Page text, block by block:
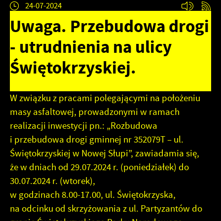
24-07-2024
Uwaga. Przebudowa drogi
- utrudnienia na ulicy
Świętokrzyskiej.
W związku z pracami polegającymi na położeniu
masy asfaltowej, prowadzonymi w ramach
realizacji inwestycji pn.: „Rozbudowa
i przebudowa drogi gminnej nr 352079T – ul.
Świętokrzyskiej w Nowej Słupi”, zawiadamia się,
że w dniach od 29.07.2024 r. (poniedziałek) do
30.07.2024 r. (wtorek),
w godzinach 8.00-17.00, ul. Świętokrzyska,
na odcinku od skrzyżowania z ul. Partyzantów do
Zapoznaj się zPOLITYKĄ PRYWATNOŚCI I PLIKÓW COOKIES.
zapamiętanie wprowadzonych przez Ciebie ustawień oraz
personalizację określonych funkcjonalności czy prezentowanych
treści.
Dzięki tym plikom cookies możemy zapewnić Ci większy komfort
korzystania z funkcjonalności naszej strony poprzez
dopasowanie jej do Twoich indywidualnych preferencji.
Wyrażenie zgody na funkcjonalne i personalizacyjne pliki
stronie.
Więcej
Analityczne
Analityczne pliki cookies pomagają nam rozwijać się i
dostosowywać do Twoich potrzeb.
Cookies analityczne pozwalają na uzyskanie informacji w
zakresie wykorzystywania witryny internetowej, miejsca oraz
częstotliwości, z jaką odwiedzane są nasze serwisy www. Dane
pozwalają nam na ocenę naszych serwisów internetowych pod
względem ich popularności wśród użytkowników. Zgromadzone
informacje są przetwarzane w formie zanonimizowanej.
Wyrażenie zgody na analityczne pliki cookies gwarantuje
dostępność wszystkich funkcjonalności.
Więcej
Reklamowe
Dzięki reklamowym plikom cookies prezentujemy Ci
najciekawsze informacje i aktualności na stronach naszych
partnerów.
Promocyjne pliki cookies służą do prezentowania Ci naszych
komunikatów na podstawie analizy Twoich upodobań oraz
Więcej